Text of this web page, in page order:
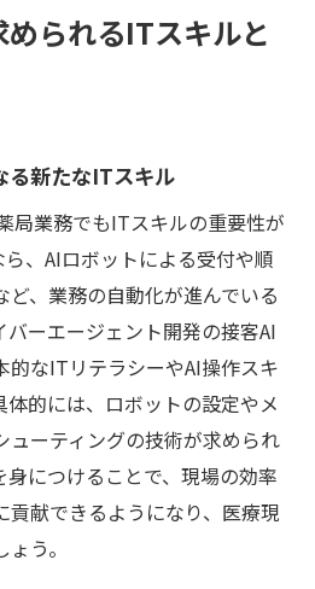
られるITスキルと
る新たなITスキル
局業務でもITスキルの重要性が
、AIロボットによる受付や順
、業務の自動化が進んでいる
ーエージェント開発の接客AI
的なITリテラシーやAI操作スキ
的には、ロボットの設定やメ
ューティングの技術が求められ
身につけることで、現場の効率
献できるようになり、医療現
う。